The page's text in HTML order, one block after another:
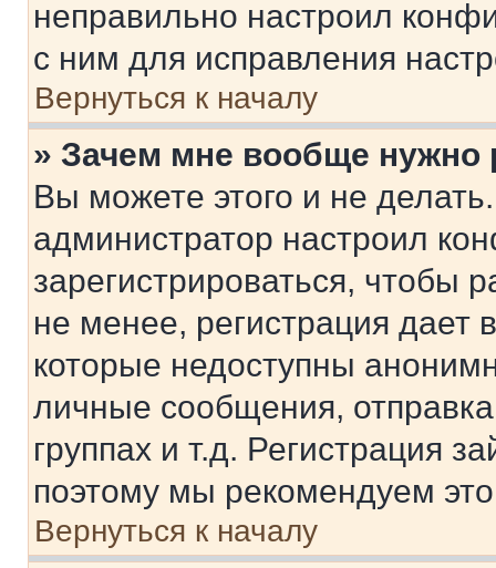
неправильно настроил
с ним для исправления
Вернуться к началу
» Зачем мне вообще нужно
Вы можете этого и не
администратор настроил
зарегистрироваться, чтобы
не менее, регистрация
которые недоступны
личные сообщения,
группах и т.д. Регистрация
поэтому мы рекомендуем
Вернуться к началу